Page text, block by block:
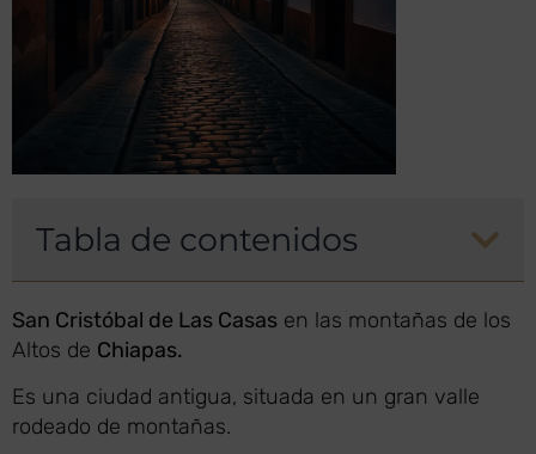
Tabla de contenidos
San Cristóbal de Las Casas en las montañas de los
Altos de Chiapas.
Es una ciudad antigua, situada en un gran valle
rodeado de montañas.